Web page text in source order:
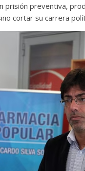
prisión preventiva,
cortar su carrera